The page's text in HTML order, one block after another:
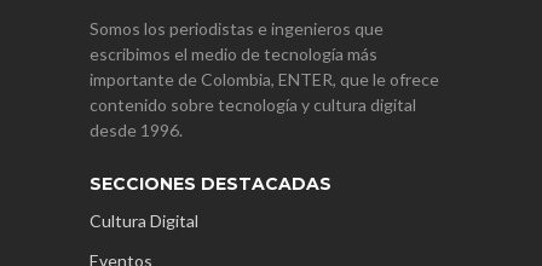
Somos los periodistas e ingenieros que
escribimos el medio de tecnología más
importante de Colombia, ENTER, que le ofrece
contenido sobre tecnología y cultura digital
desde 1996.
SECCIONES DESTACADAS
Cultura Digital
Eventos